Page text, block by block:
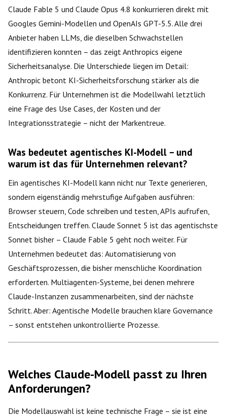
Claude Fable 5 und Claude Opus 4.8 konkurrieren direkt mit
Googles Gemini-Modellen und OpenAIs GPT-5.5. Alle drei
Anbieter haben LLMs, die dieselben Schwachstellen
identifizieren konnten – das zeigt Anthropics eigene
Sicherheitsanalyse. Die Unterschiede liegen im Detail:
Anthropic betont KI-Sicherheitsforschung stärker als die
Konkurrenz. Für Unternehmen ist die Modellwahl letztlich
eine Frage des Use Cases, der Kosten und der
Integrationsstrategie – nicht der Markentreue.
Was bedeutet agentisches KI-Modell – und
warum ist das für Unternehmen relevant?
Ein agentisches KI-Modell kann nicht nur Texte generieren,
sondern eigenständig mehrstufige Aufgaben ausführen:
Browser steuern, Code schreiben und testen, APIs aufrufen,
Entscheidungen treffen. Claude Sonnet 5 ist das agentischste
Sonnet bisher – Claude Fable 5 geht noch weiter. Für
Unternehmen bedeutet das: Automatisierung von
Geschäftsprozessen, die bisher menschliche Koordination
erforderten. Multiagenten-Systeme, bei denen mehrere
Claude-Instanzen zusammenarbeiten, sind der nächste
Schritt. Aber: Agentische Modelle brauchen klare Governance
– sonst entstehen unkontrollierte Prozesse.
Welches Claude-Modell passt zu Ihren
Anforderungen?
Die Modellauswahl ist keine technische Frage – sie ist eine